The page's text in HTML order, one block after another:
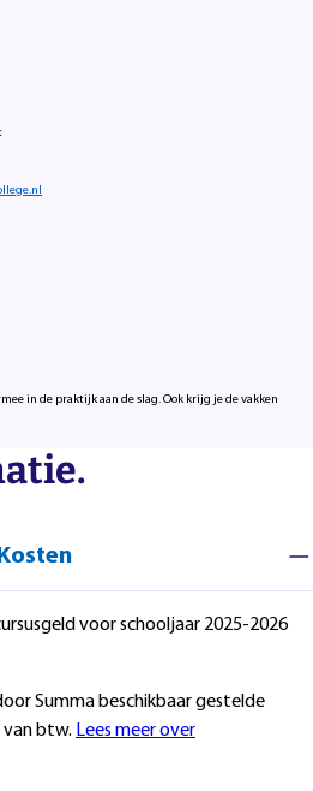
in de praktijk aan de slag. Ook krijg je de vakken
Kosten
voor schooljaar 2025-2026
Summa beschikbaar gestelde
btw. Lees meer over